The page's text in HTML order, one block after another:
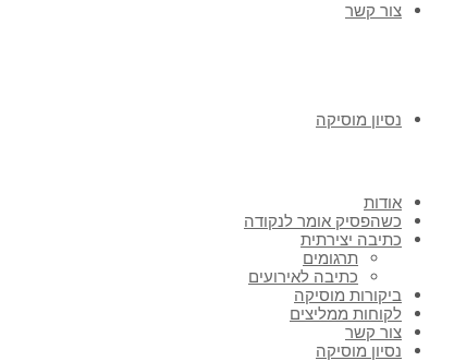
צור קשר
נסיון מוסיקה
אודות
כשהפסיק אומר לנקודה
כתיבה יצירתית
תרגומים
כתיבה לאירועים
ביקורות מוסיקה
לקוחות ממליצים
צור קשר
נסיון מוסיקה